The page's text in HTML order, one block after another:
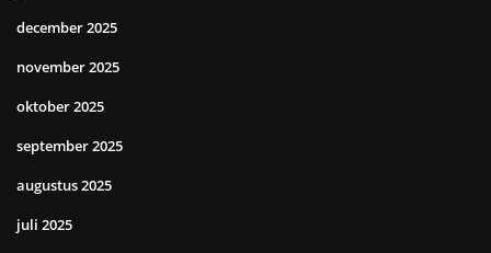
december 2025
november 2025
oktober 2025
september 2025
augustus 2025
juli 2025